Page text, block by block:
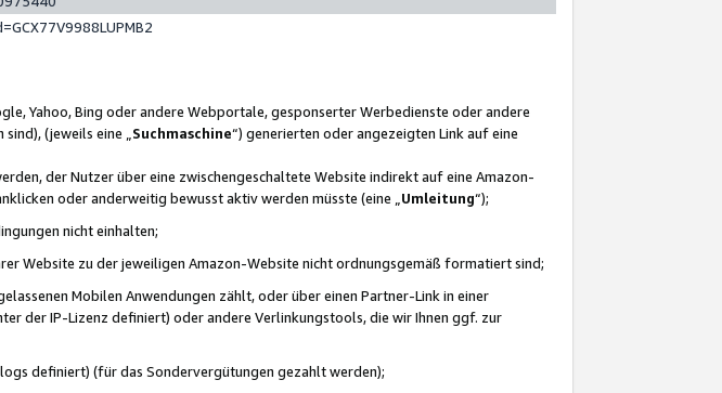
Yahoo, Bing oder andere Webportale, gesponserter Werbedienste oder andere
(jeweils eine „ Suchmaschine“) generierten oder angezeigten Link auf eine
der Nutzer über eine zwischengeschaltete Website indirekt auf eine Amazon-
oder anderweitig bewusst aktiv werden müsste (eine „ Umleitung“);
nicht einhalten;
Website zu der jeweiligen Amazon-Website nicht ordnungsgemäß formatiert sind;
Mobilen Anwendungen zählt, oder über einen Partner-Link in einer
der IP-Lizenz definiert) oder andere Verlinkungstools, die wir Ihnen ggf. zur
definiert) (für das Sondervergütungen gezahlt werden);